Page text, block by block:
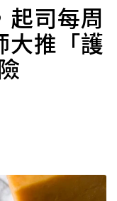
起司每周
大推「護